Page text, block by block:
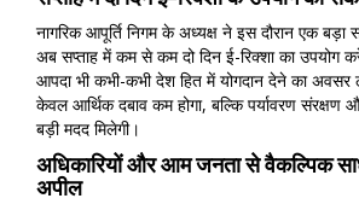
नागरिक आपूर्ति निगम के अध्यक्ष ने इस दौरान एक
अब सप्ताह में कम से कम दो दिन ई-रिक्शा का उपयोग
आपदा भी कभी-कभी देश हित में योगदान देने का
केवल आर्थिक दबाव कम होगा, बल्कि पर्यावरण संरक्षण
बड़ी मदद मिलेगी।
अधिकारियों और आम जनता से वैकल्पिक
अपील